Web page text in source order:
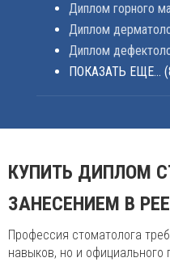
Диплом горного
Диплом
Диплом
ПОКАЗАТЬ ЕЩЕ...
КУПИТЬ ДИПЛОМ
ЗАНЕСЕНИЕМ В
Профессия стоматолога
навыков, но и